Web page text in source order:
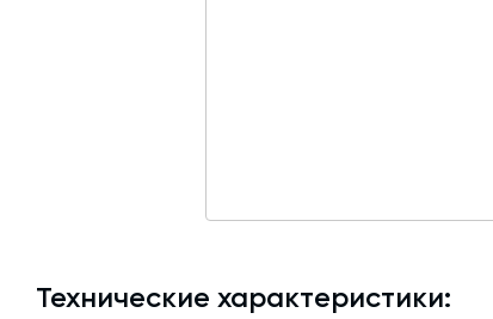
Технические характеристики: